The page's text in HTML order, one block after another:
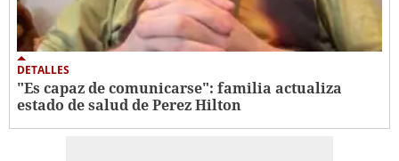
DETALLES
"Es capaz de comunicarse": familia actualiza
estado de salud de Perez Hilton